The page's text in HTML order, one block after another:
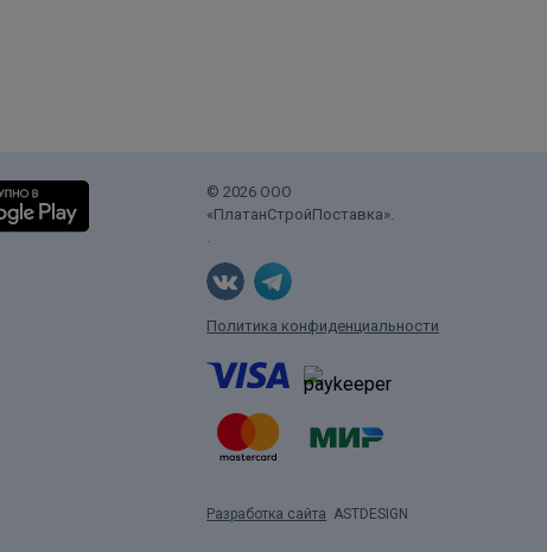
© 2026 ООО
«ПлатанСтройПоставка».
.
Политика конфиденциальности
Разработка сайта ASTDESIGN